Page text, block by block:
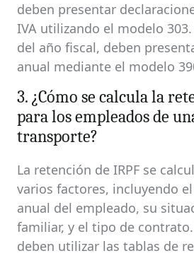
deben presentar
IVA utilizando el modelo
del año fiscal, deben
anual mediante el modelo
3. ¿Cómo se calcula la
para los empleados de
transporte?
La retención de IRPF se
varios factores, incluyendo
anual del empleado, su
familiar, y el tipo de
deben utilizar las tablas de